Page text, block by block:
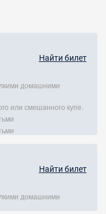
Найти билет
домашними
или смешанного купе.
Найти билет
домашними